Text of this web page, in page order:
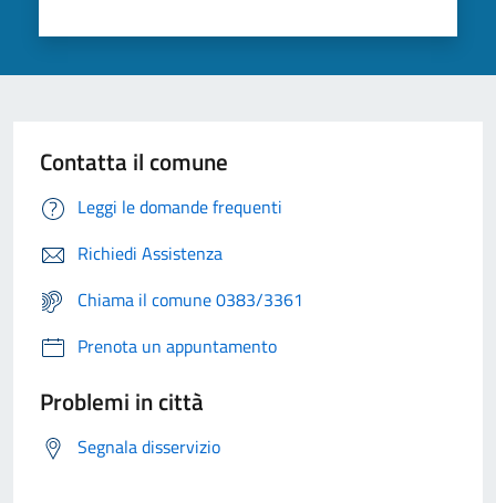
Contatta il comune
Leggi le domande frequenti
Richiedi Assistenza
Chiama il comune 0383/3361
Prenota un appuntamento
Problemi in città
Segnala disservizio